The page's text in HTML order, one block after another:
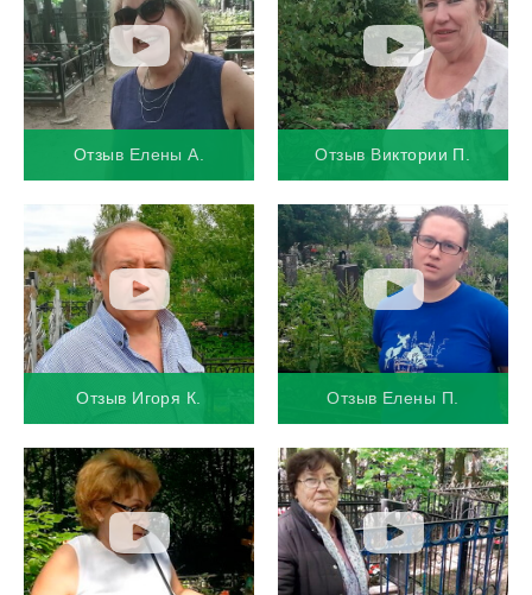
Отзыв Елены А. Отзыв Виктории П.
Отзыв Игоря К. Отзыв Елены П.